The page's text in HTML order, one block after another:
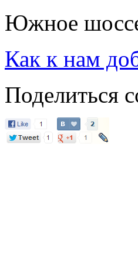
Южное
Как к нам
Поделиться